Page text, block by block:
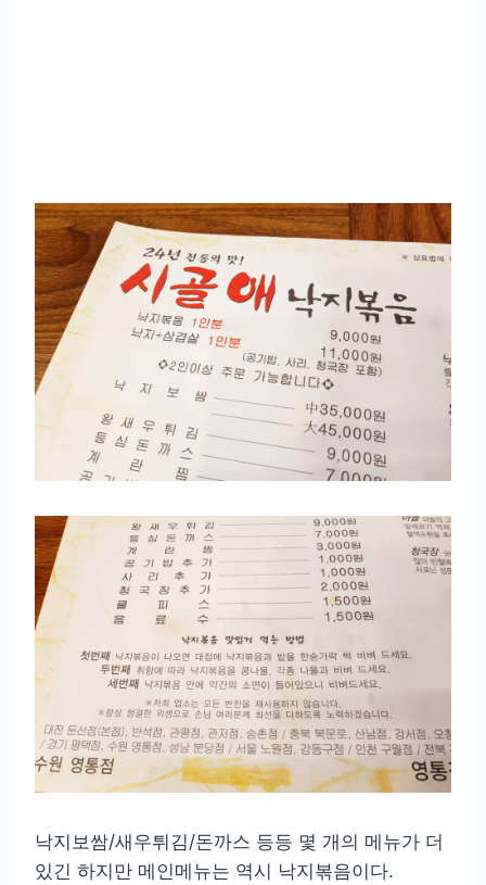
낙지보쌈/새우튀김/돈까스 등등 몇 개의 메뉴가 더
있긴 하지만 메인메뉴는 역시 낙지볶음이다.